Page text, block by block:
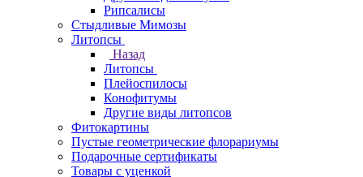
Рипсалисы
Стыдливые Мимозы
Литопсы
Назад
Литопсы
Плейоспилосы
Конофитумы
Другие виды литопсов
Фитокартины
Пустые геометрические флорариумы
Подарочные сертификаты
Товары с уценкой